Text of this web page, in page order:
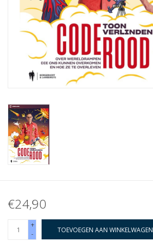
Aanbiedingen
Monteringen
Astrofotografie
Cadeaubonnen
Merken
€24,90
+
-
TOEVOEGEN AAN WINKELWAGEN